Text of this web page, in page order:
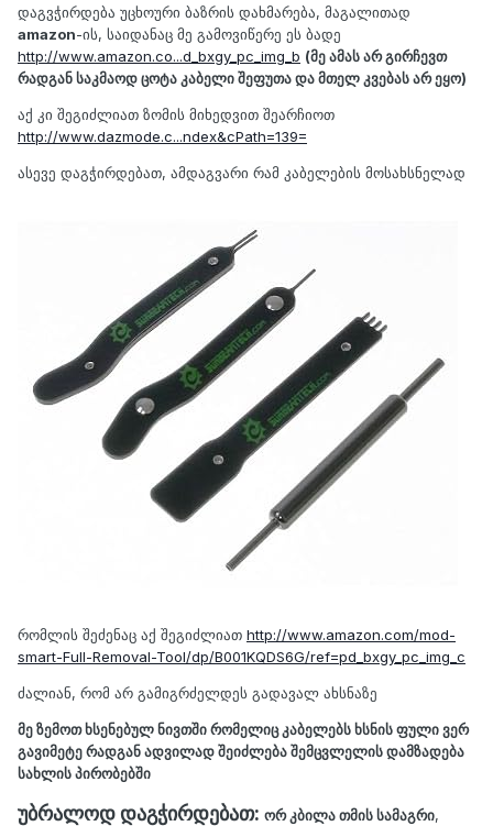
დაგვჭირდება უცხოური ბაზრის დახმარება, მაგალითად
amazon-ის, საიდანაც მე გამოვიწერე ეს ბადე
http://www.amazon.co...d_bxgy_pc_img_b (მე ამას არ გირჩევთ
რადგან საკმაოდ ცოტა კაბელი შეფუთა და მთელ კვებას არ ეყო)
აქ კი შეგიძლიათ ზომის მიხედვით შეარჩიოთ
http://www.dazmode.c...ndex&cPath=139=
ასევე დაგჭირდებათ, ამდაგვარი რამ კაბელების მოსახსნელად
რომლის შეძენაც აქ შეგიძლიათ http://www.amazon.com/mod-
smart-Full-Removal-Tool/dp/B001KQDS6G/ref=pd_bxgy_pc_img_c
ძალიან, რომ არ გამიგრძელდეს გადავალ ახსნაზე
მე ზემოთ ხსენებულ ნივთში რომელიც კაბელებს ხსნის ფული ვერ
გავიმეტე რადგან ადვილად შეიძლება შემცვლელის დამზადება
სახლის პირობებში
უბრალოდ დაგჭირდებათ: ორ კბილა თმის სამაგრი,